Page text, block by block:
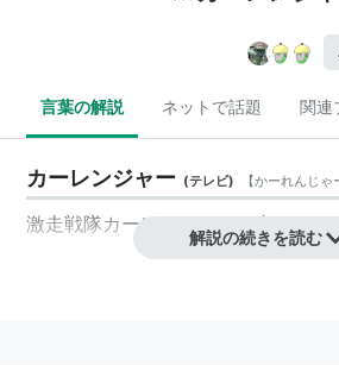
言葉の解説 ネットで話題 関連
カーレンジャー (テレビ) 【かーれんじゃ
激走戦隊カーレンジャーの事
解説の続きを読む